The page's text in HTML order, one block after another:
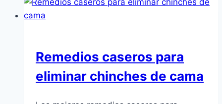
Remedios caseros para
eliminar chinches de cama